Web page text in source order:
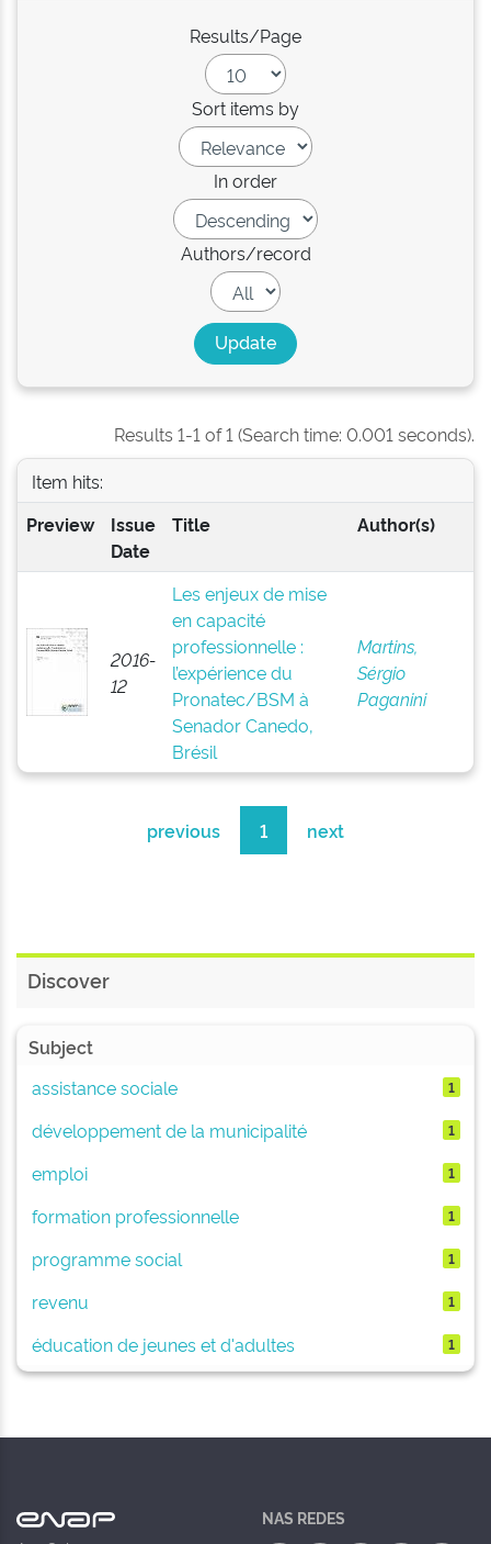
Results/Page
Sort items by
In order
Authors/record
Results 1-1 of 1 (Search time: 0.001 seconds).
Item hits:
Preview
Issue
Date
Title Author(s)
2016-
12
Les enjeux de mise
en capacité
professionnelle :
l’expérience du
Pronatec/BSM à
Senador Canedo,
Brésil
Martins,
Sérgio
Paganini
previous 1 next
Discover
Subject
assistance sociale
1
développement de la municipalité 1
emploi 1
formation professionnelle 1
programme social 1
revenu 1
éducation de jeunes et d'adultes 1
NAS REDES